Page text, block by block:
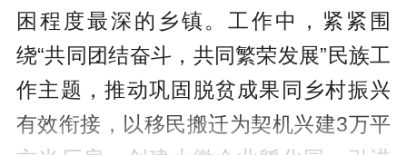
困程度最深的乡镇。工作中，紧紧围
绕“共同团结奋斗，共同繁荣发展”民族工
作主题，推动巩固脱贫成果同乡村振兴
有效衔接，以移民搬迁为契机兴建3万平